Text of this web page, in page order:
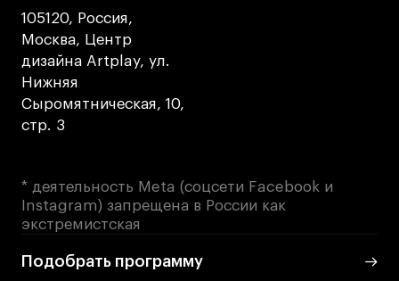
105120, Россия,
Москва, Центр
дизайна Artplay, ул.
Нижняя
Сыромятническая, 10,
стр. 3
* деятельность Meta (соцсети Facebook и
Instagram) запрещена в России как
экстремистская
Подобрать программу